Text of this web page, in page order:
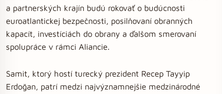
a partnerských krajín budú rokovať o budúcnosti
euroatlantickej bezpečnosti, posilňovaní obranných
kapacít, investíciách do obrany a ďalšom smerovaní
spolupráce v rámci Aliancie.
Samit, ktorý hostí turecký prezident Recep Tayyip
Erdoğan, patrí medzi najvýznamnejšie medzinárodné